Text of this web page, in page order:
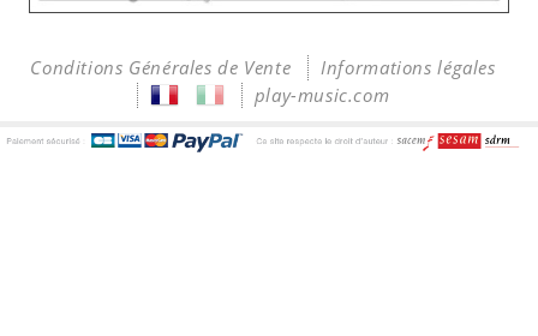
Conditions Générales de Vente
Informations légales
play-music.com